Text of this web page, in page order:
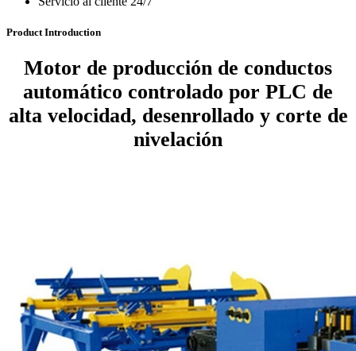
Product Introduction
Motor de producción de conductos
automático controlado por PLC de
alta velocidad, desenrollado y corte de
nivelación